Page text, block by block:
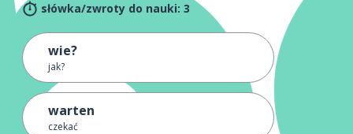
słówka/zwroty do nauki: 3
wie?
jak?
warten
czekać